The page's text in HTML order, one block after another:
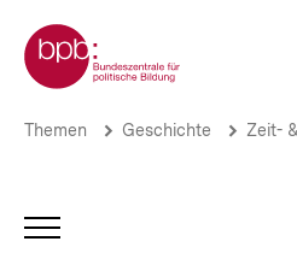
zum
Seiteninhalt
springen
Zur Startseite der bpb
24.
Deutschland-
Chronik
Brotkrümelnavigation
Themen Geschichte Zeit-
INHALTSNAVIGATION